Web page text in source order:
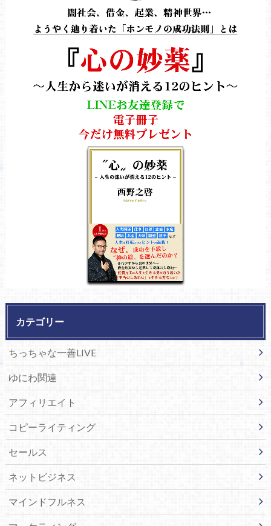
カテゴリー
ちっちゃな一善LIVE
ゆにわ関連
アフィリエイト
コピーライティング
セールス
ネットビジネス
マインドフルネス